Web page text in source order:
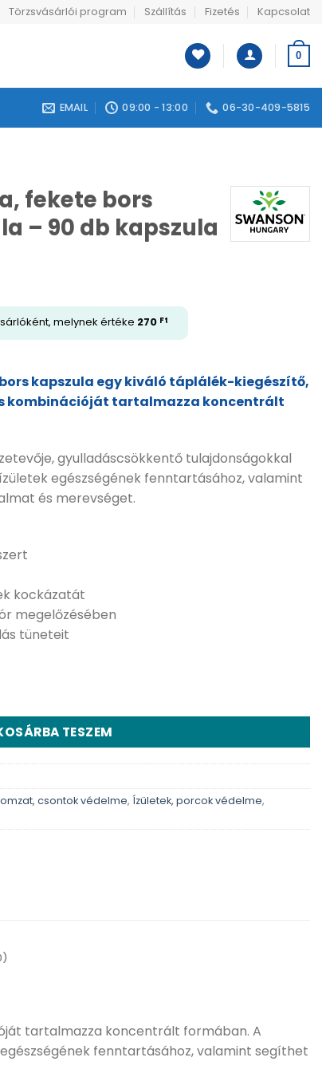
Törzsvásárlói program Szállítás Fizetés Kapcsolat
0
EMAIL 09:00 - 13:00 06-30-409-5815
fekete bors
– 90 db kapszula
melynek értéke 270 Ft
bors kapszula egy kiváló táplálék-kiegészítő,
kombinációját tartalmazza koncentrált
gyulladáscsökkentő tulajdonságokkal
egészségének fenntartásához, valamint
és merevséget.
kockázatát
megelőzésében
tüneteit
kapszula - 90 db kapszula mennyiség
TESZEM
csontok védelme, Ízületek, porcok védelme,
tartalmazza koncentrált formában. A
fenntartásához, valamint segíthet